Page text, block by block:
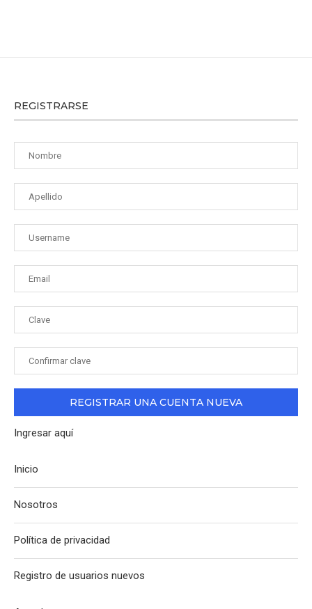
REGISTRARSE
Ingresar aquí
Inicio
Nosotros
Política de privacidad
Registro de usuarios nuevos